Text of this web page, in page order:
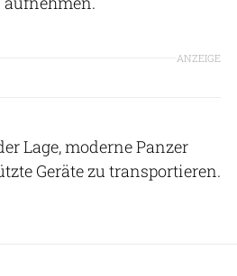
ANZEIGE
Lage, moderne Panzer
Geräte zu transportieren.